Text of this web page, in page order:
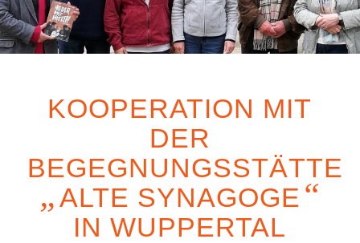
KOOPERATION MIT
DER
BEGEGNUNGSSTÄTTE
„ALTE SYNAGOGE “
IN WUPPERTAL